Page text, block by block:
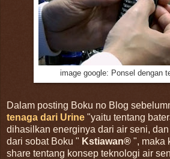
image google: Ponsel dengan
Dalam posting Boku no Blog
tenaga dari Urine "yaitu tentang
dihasilkan energinya dari air seni,
dari sobat Boku " Kstiawan® ", maka
share tentang konsep teknologi air